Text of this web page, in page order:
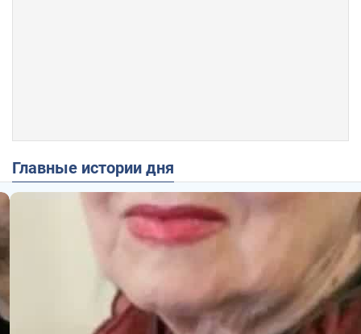
Главные истории дня